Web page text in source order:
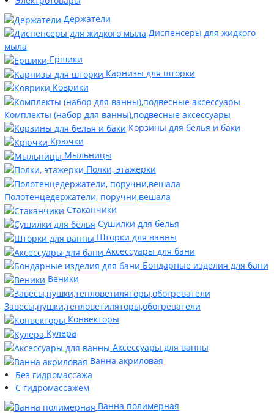
Держатели
Диспенсеры для жидкого
мыла
Ершики
Карнизы для шторки
Коврики
Комплекты (набор для ванны),подвесные аксессуары
Корзины для белья и баки
Крючки
Мыльницы
Полки, этажерки
Полотенцедержатели, поручни,вешала
Стаканчики
Сушилки для белья
Шторки для ванны
Аксессуары для бани
Бондарные изделия для бани
Веники
Завесы,пушки,тепловетиляторы,обогреватели
Конвекторы
Кулера
Аксессуары для ванны
Ванна акриловая
Без гидромассажа
С гидромассажем
Ванна полимерная